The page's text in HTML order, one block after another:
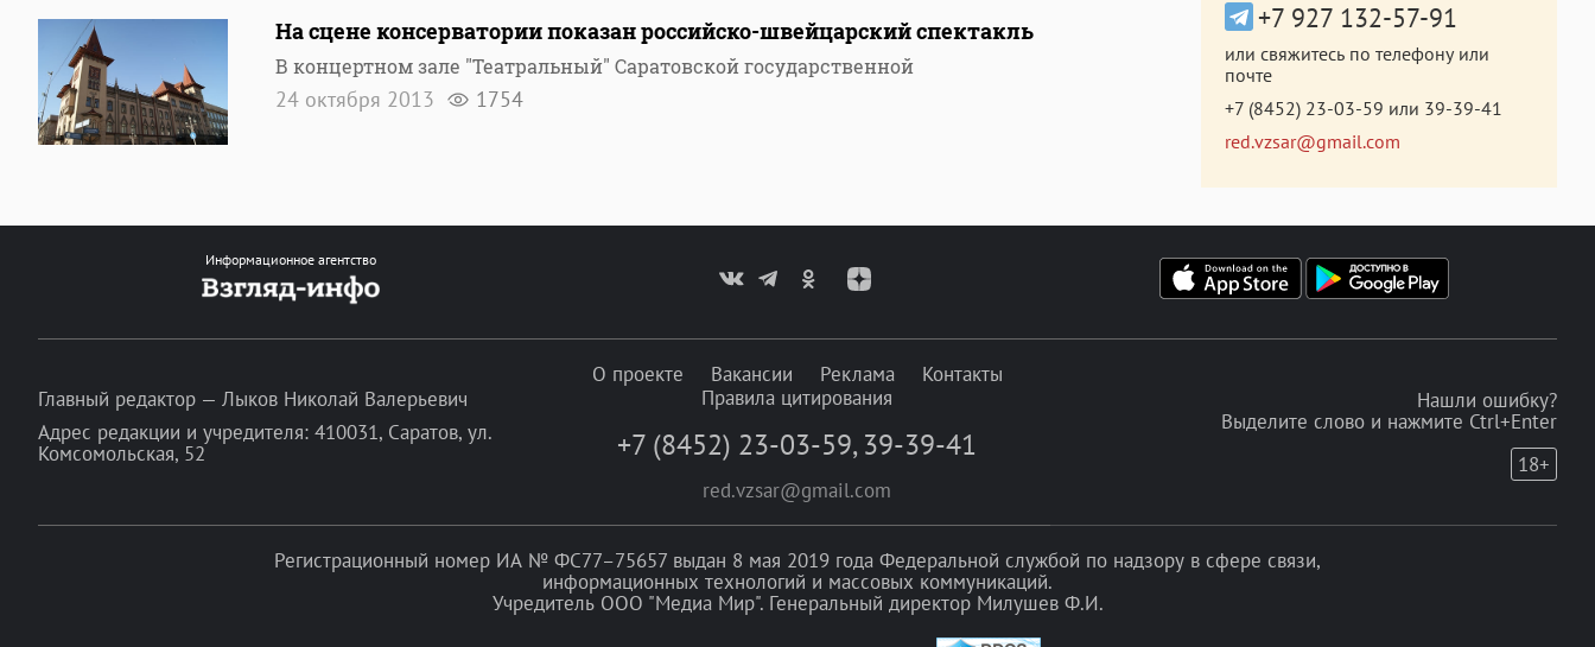
На сцене консерватории показан российско-швейцарский спектакль
В концертном зале "Театральный" Саратовской государственной
24 октября 2013 1754
+7 927 132-57-91
или свяжитесь по телефону или
почте
+7 (8452) 23-03-59 или 39-39-41
red.vzsar@gmail.com
Информационное агентство
Главный редактор — Лыков Николай Валерьевич
Адрес редакции и учредителя: 410031, Саратов, ул.
Комсомольская, 52
О проекте Вакансии Реклама
Контакты
Правила цитирования
+7 (8452) 23-03-59, 39-39-41
red.vzsar@gmail.com
Нашли ошибку?
Выделите слово и нажмите Ctrl+Enter
18+
Регистрационный номер ИА № ФС77–75657 выдан 8 мая 2019 года Федеральной службой по надзору в сфере связи,
информационных технологий и массовых коммуникаций.
Учредитель ООО "Медиа Мир". Генеральный директор Милушев Ф.И.